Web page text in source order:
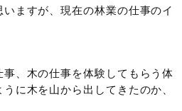
ますが、現在の林業の仕事のイ
、木の仕事を体験してもらう体
に木を山から出してきたのか、